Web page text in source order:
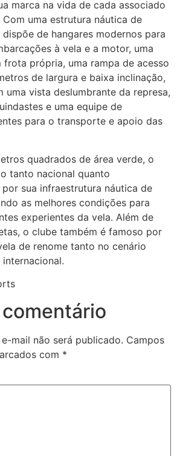
marca na vida de cada associado
uma estrutura náutica de
de hangares modernos para
à vela e a motor, uma
frota própria, uma rampa de acesso
de largura e baixa inclinação,
uma vista deslumbrante da represa,
e uma equipe de
para o transporte e apoio das
quadrados de área verde, o
tanto nacional quanto
sua infraestrutura náutica de
as melhores condições para
experientes da vela. Além de
o clube também é famoso por
de renome tanto no cenário
mail não será publicado. Campos
com *